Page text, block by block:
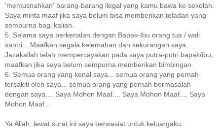
'memusnahkan' barang-barang ilegal yang kamu bawa ke sekolah.
Saya minta maaf jika saya belum bisa memberikan teladan yang
sempurna bagi kalian.
5. Selama saya berkenalan dengan Bapak-Ibu orang tua / wali
santri... Maafkan segala kelemahan dan kekurangan saya.
Jazakallah telah mempercayakan pada saya putra-putri bapak/ibu,
maafkan jika saya belum sempurna memberikan bimbingan.
6. Semua orang yang kenal saya... semua orang yang pernah
tersakiti oleh saya... semua orang yang pernah bermasalah
dengan saya.... Saya Mohon Maaf.... Saya Mohon Maaf.... Saya
Mohon Maaf...
Ya Allah, lewat surat ini saya berwasiat untuk keluargaku.